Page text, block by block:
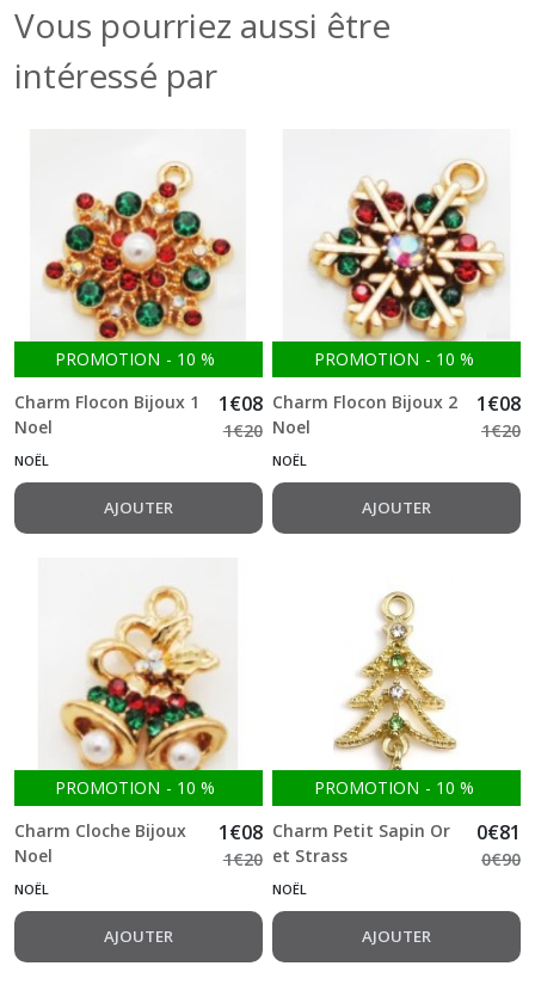
Vous pourriez aussi être
intéressé par
PROMOTION - 10 %
Charm Flocon Bijoux 1
Noel
1€08
1€20
NOËL
AJOUTER
PROMOTION - 10 %
Charm Flocon Bijoux 2
Noel
1€08
1€20
NOËL
AJOUTER
PROMOTION - 10 %
Charm Cloche Bijoux
Noel
1€08
1€20
NOËL
AJOUTER
PROMOTION - 10 %
Charm Petit Sapin Or
et Strass
0€81
0€90
NOËL
AJOUTER